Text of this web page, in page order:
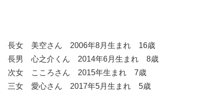
長女 美空さん 2006年8月生まれ 16歳
長男 心之介くん 2014年6月生まれ 8歳
次女 こころさん 2015年生まれ 7歳
三女 愛心さん 2017年5月生まれ 5歳